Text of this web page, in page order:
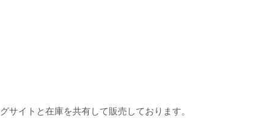
イトと在庫を共有して販売しております。